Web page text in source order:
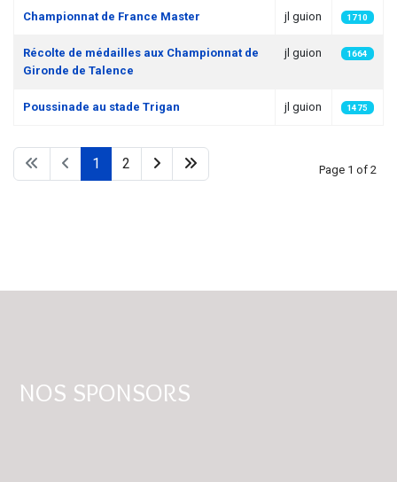
Championnat de France Master jl guion 1710
Récolte de médailles aux Championnat de
Gironde de Talence
jl guion 1664
Poussinade au stade Trigan jl guion 1475
Page 1 of 2
1 2
NOS SPONSORS